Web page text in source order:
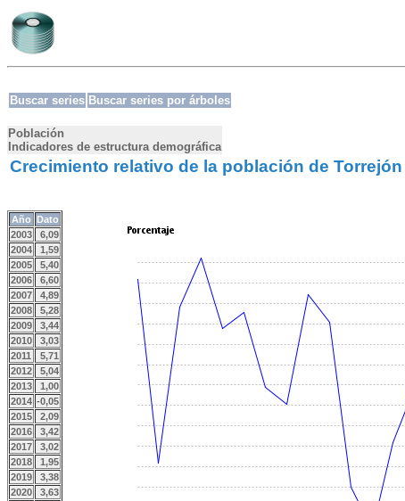
Buscar series Buscar series por árboles
Población
Indicadores de estructura demográfica
Crecimiento relativo de la población de
Año Dato
2003
6,09
2004
1,59
2005
5,40
2006
6,60
2007
4,89
2008
5,28
2009
3,44
2010
3,03
2011
5,71
2012
5,04
2013
1,00
2014 -0,05
2015
2,09
2016
3,42
2017
3,02
2018
1,95
2019
3,38
2020
3,63